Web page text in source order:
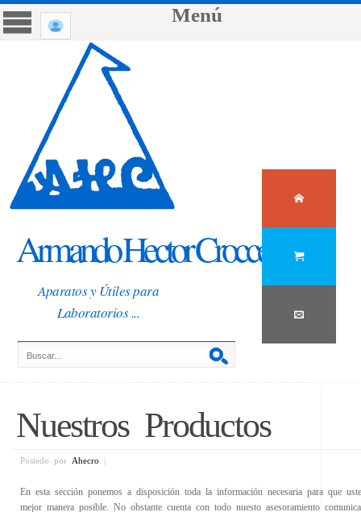
Armando Hector Crocce
Aparatos y Útiles para
Laboratorios ...
Menú
Nuestros Productos
Postedo por Ahecro |
En esta sección ponemos a disposición toda la información necesaria para que
mejor manera posible. No obstante cuenta con todo nuesto asesoramiento